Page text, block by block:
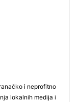
i neprofitno
lokalnih medija i